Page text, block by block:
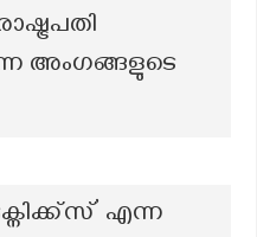
അംഗങ്ങളുടെ
എന്ന